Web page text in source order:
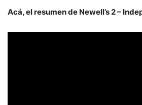
Acá, el resumen de Newell’s 2 –